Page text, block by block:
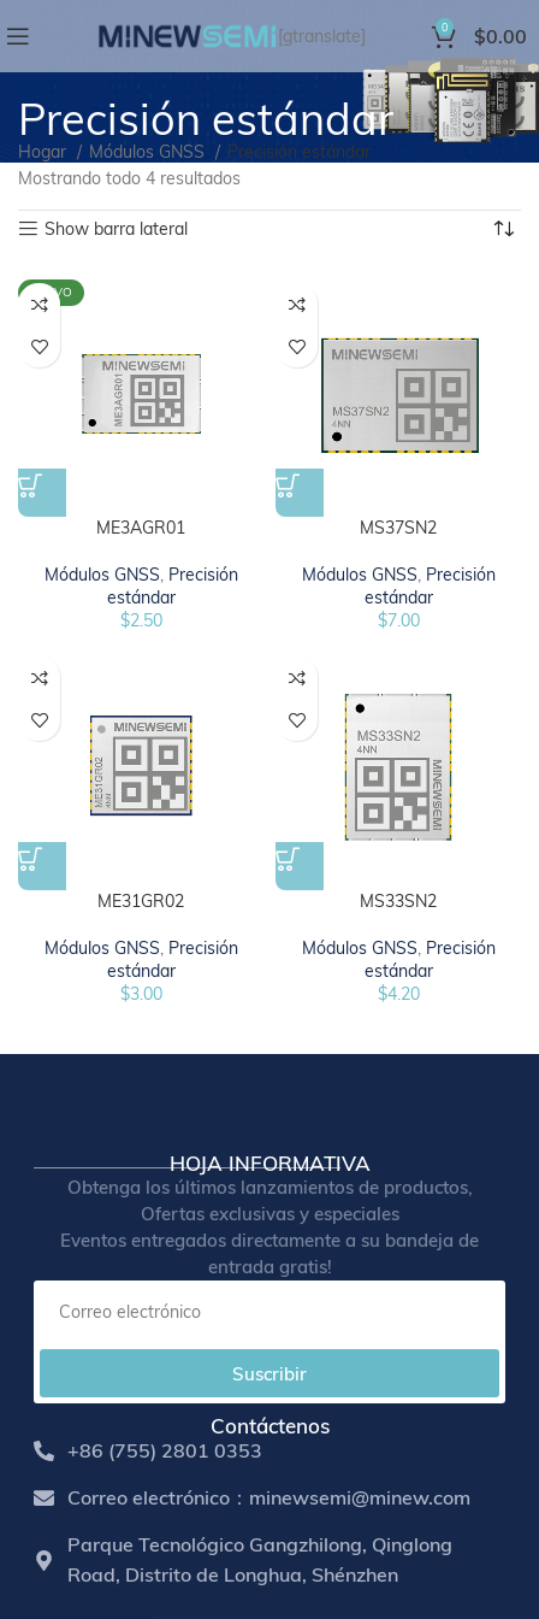
[gtranslate] 0 $0.00
Precisión estándar
Hogar Módulos GNSS
Precisión estándar
Mostrando todo 4 resultados
Show barra lateral
NUEVO
ME3AGR01
Módulos GNSS, Precisión
estándar
$2.50
MS37SN2
Módulos GNSS, Precisión
estándar
$7.00
ME31GR02
Módulos GNSS, Precisión
estándar
$3.00
MS33SN2
Módulos GNSS, Precisión
estándar
$4.20
HOJA INFORMATIVA
Obtenga los últimos lanzamientos de productos,
Ofertas exclusivas y especiales
Eventos entregados directamente a su bandeja de
entrada gratis!
Suscribir
Contáctenos
+86 (755) 2801 0353
Correo electrónico：minewsemi@minew.com
Parque Tecnológico Gangzhilong, Qinglong
Road, Distrito de Longhua, Shénzhen